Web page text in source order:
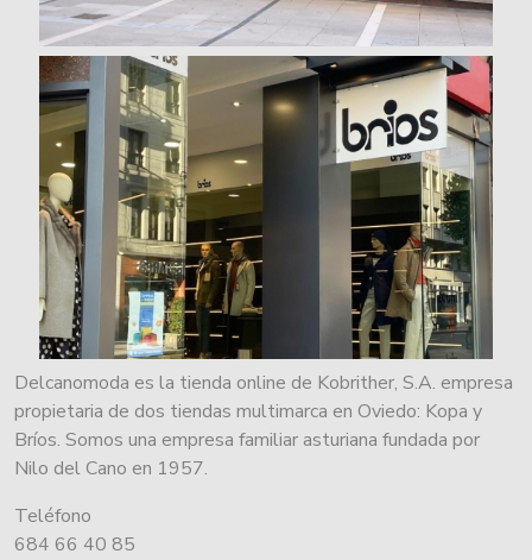
Delcanomoda es la tienda online de Kobrither, S.A. empresa
propietaria de dos tiendas multimarca en Oviedo: Kopa y
Bríos. Somos una empresa familiar asturiana fundada por
Nilo del Cano en 1957.
Teléfono
684 66 40 85